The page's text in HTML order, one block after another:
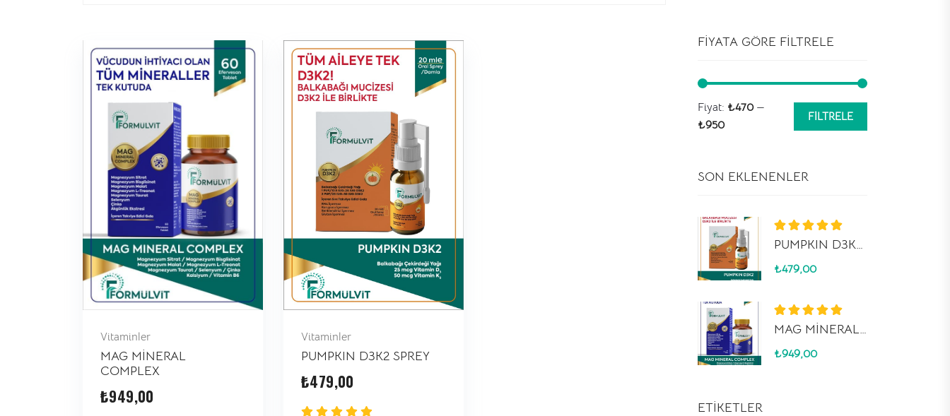
Vitaminler
MAG MİNERAL
COMPLEX
₺949,00
Vitaminler
PUMPKIN D3K2 SPREY
₺479,00
FIYATA GÖRE FILTRELE
En
En
FILTRELE
Fiyat: ₺470—
₺950
SON EKLENENLER
5.00oy aldı PUMPKIN D3K2 SPREY
₺479,00
5 üzerinden
5.00oy aldı MAG MİNERAL COMPLEX
₺949,00
ETIKETLER